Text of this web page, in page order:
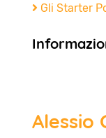
Gli Starter
Alessio